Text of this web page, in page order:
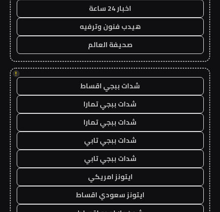
اخبار 24 ساعة
هيدب فنون وترفيه
صحيفة العالم
!
شدات ببجي اقساط
شدات ببجي تمارا
شدات ببجي تمارا
شدات ببجي تابي
شدات ببجي تابي
ايتونز امريكي
ايتونز سعودي اقساط